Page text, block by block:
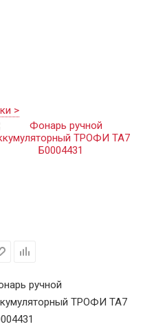
>
ручной
ТРОФИ TA7